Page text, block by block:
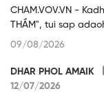
CHAM.VOV.VN -
THẦM", tui sap
09/08/2026
DHAR PHOL AMAIK
12/07/2026